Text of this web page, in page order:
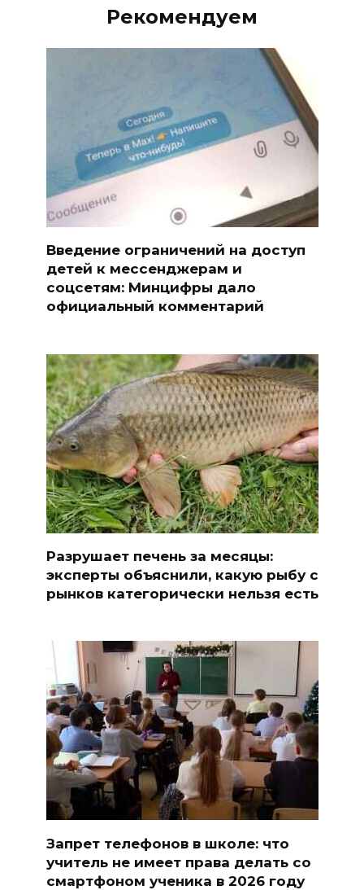
Рекомендуем
Введение ограничений на доступ
детей к мессенджерам и
соцсетям: Минцифры дало
официальный комментарий
Разрушает печень за месяцы:
эксперты объяснили, какую рыбу с
рынков категорически нельзя есть
Запрет телефонов в школе: что
учитель не имеет права делать со
смартфоном ученика в 2026 году